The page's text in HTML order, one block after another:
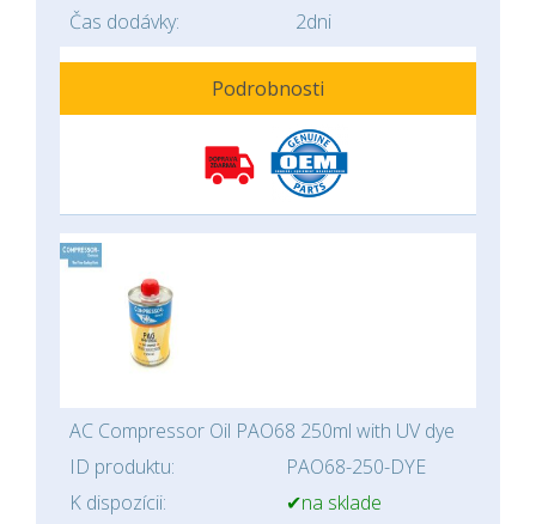
Čas dodávky:
2dni
Podrobnosti
AC Compressor Oil PAO68 250ml with UV dye
ID produktu:
PAO68-250-DYE
K dispozícii:
✔na sklade